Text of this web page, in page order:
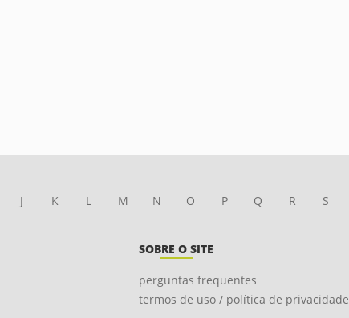
J K L M N O P Q R S
SOBRE O SITE
perguntas frequentes
termos de uso / política de privacidade